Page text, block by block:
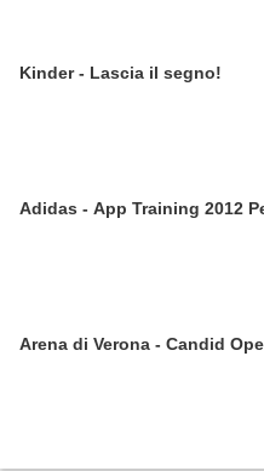
Kinder - Lascia il segno!
Adidas - App Training 2012
Arena di Verona - Candid